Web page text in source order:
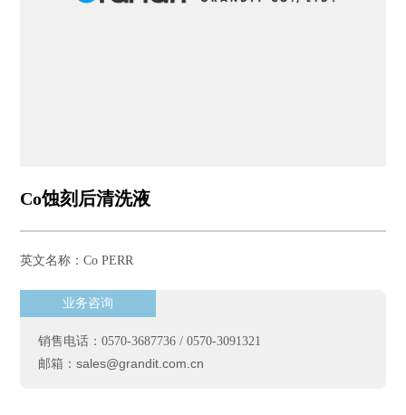
Co蚀刻后清洗液
英文名称：Co PERR
业务咨询
销售电话：0570-3687736 / 0570-3091321
邮箱：sales@grandit.com.cn